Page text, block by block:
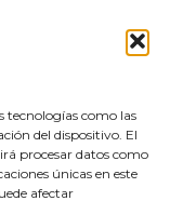
tecnologías como las
del dispositivo. El
procesar datos como
únicas en este
afectar